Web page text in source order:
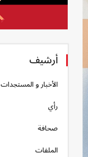
أرشيف
الأخبار و المستجدات
رأي
صحافة
الملفات